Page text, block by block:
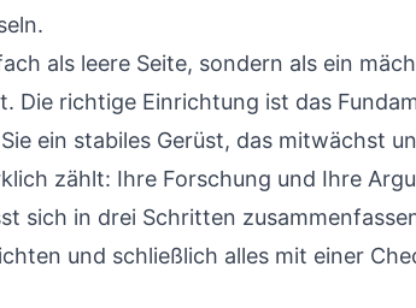
als leere Seite, sondern als ein
Die richtige Einrichtung ist das
ein stabiles Gerüst, das mitwächst
zählt: Ihre Forschung und Ihre
sich in drei Schritten
und schließlich alles mit einer